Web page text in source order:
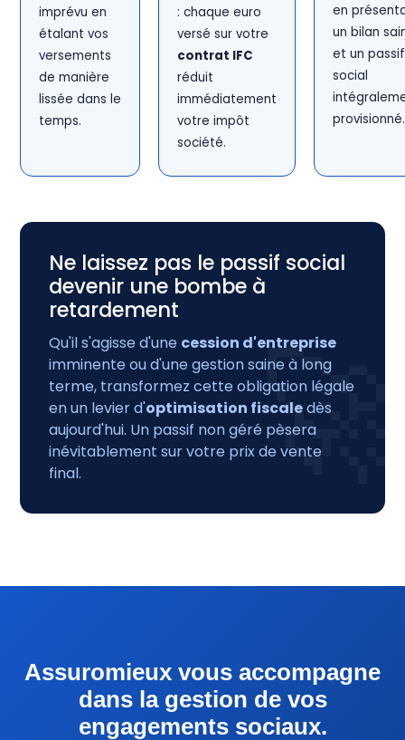
imprévu en
étalant vos
versements
de manière
lissée dans le
temps.
: chaque euro
versé sur votre
contrat IFC
réduit
immédiatement
votre impôt
société.
en
un bilan
et un passif
social
provisionné.
Ne laissez pas le passif social
devenir une bombe à
retardement
Qu'il s'agisse d'une cession d'entreprise
imminente ou d'une gestion saine à long
terme, transformez cette obligation légale
en un levier d'optimisation fiscaledès
aujourd'hui. Un passif non géré pèsera
inévitablement sur votre prix de vente
final.
🚀
Assuromieux vous accompagne
dans la gestion de vos
engagements sociaux.